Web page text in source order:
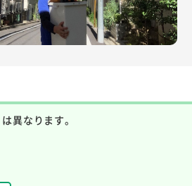
異なります。